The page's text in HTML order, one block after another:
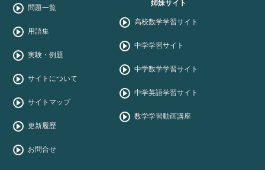
問題一覧
用語集
実験・例題
サイトについて
サイトマップ
更新履歴
お問合せ
姉妹サイト
高校数学学習サイト
中学学習サイト
中学数学学習サイト
中学英語学習サイト
数学学習動画講座